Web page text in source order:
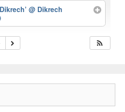
@ Dikrech